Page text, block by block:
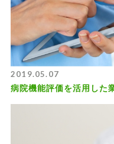
2019.05.07
病院機能評価を活用した